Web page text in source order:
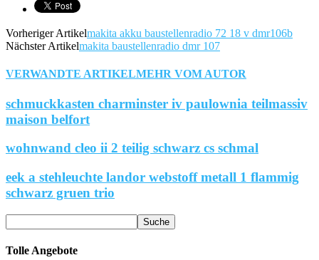
Vorheriger Artikelmakita akku baustellenradio 72 18 v dmr106b
Nächster Artikelmakita baustellenradio dmr 107
VERWANDTE ARTIKELMEHR VOM AUTOR
schmuckkasten charminster iv paulownia teilmassiv
maison belfort
wohnwand cleo ii 2 teilig schwarz cs schmal
eek a stehleuchte landor webstoff metall 1 flammig
schwarz gruen trio
Tolle Angebote